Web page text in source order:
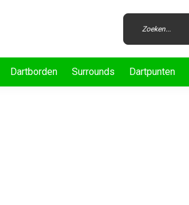
Dartborden Surrounds Dartpunten